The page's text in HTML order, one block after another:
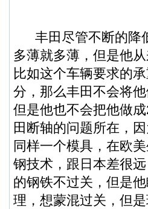
丰田尽管不断的降
多薄就多薄，但是他从
比如这个车辆要求的
分，那么丰田不会将
但是他也不会把他做
田断轴的问题所在，
同样一个模具，在欧
钢技术，跟日本差很
的钢铁不过关，但是
理，想蒙混过关，但